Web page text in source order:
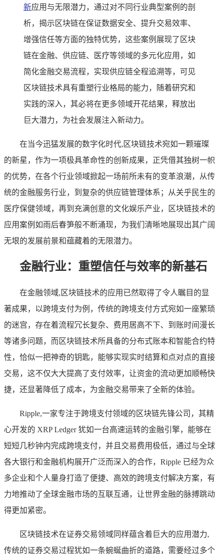
新应用与无限潜力，通过对不同行业典型案例的剖
析，揭示区块链在保证数据安全、提升交易效率、
增强信任等方面的独特优势，这些案例展现了区块
链在金融、供应链、医疗等领域的多元化应用，如
简化金融交易流程，实现供应链全程追溯等，可见
区块链技术具有重塑行业格局的能力，随着研究和
实践的深入，其必将在更多领域开花结果，释放出
巨大潜力，为社会发展注入新动力。
在当今迅猛发展的数字化时代,区块链技术宛如一颗璀璨
的新星，作为一项极具革命性的创新成果，正凭借其独树一帜
的优势，在各个行业领域掀起一场前所未有的变革浪潮，从传
统的金融服务行业，到复杂的供应链管理体系；从关乎民生的
医疗保健领域，再到充满创意的文化娱乐产业，区块链技术的
应用案例如雨后春笋般不断涌现，为我们清晰地展现出其广阔
无垠的发展前景和蕴藏着的无限潜力。
金融行业：重塑信任与效率的新基石
在金融领域,区块链技术的应用已然取得了令人瞩目的显
著成果，以跨境支付为例，传统的跨境支付方式宛如一座繁琐
的迷宫，存在着流程冗长复杂、费用居高不下、到账时间漫长
等诸多问题，而区块链技术所具备的分布式账本和智能合约特
性，恰似一把神奇的钥匙，能够实现实时结算和点对点的直接
交易，这不仅大大提高了支付效率，让资金的流动更加顺畅快
捷，还显著降低了成本，为金融交易带来了全新的体验。
Ripple,一家专注于跨境支付领域的区块链先锋公司，其精
心开发的 XRP Ledger 犹如一台高速运转的金融引擎，能够在
短短几秒钟内完成跨境支付，并且交易费用极低，通过与全球
各大银行和金融机构展开广泛而深入的合作，Ripple 已经为众
多企业和个人量身打造了便捷、高效的跨境支付解决方案，有
力地推动了全球金融市场的互联互通，让世界金融的脉搏跳动
得更加紧密。
区块链技术在证券交易领域同样蕴含着巨大的应用潜力,
传统的证券交易过程犹如一条蜿蜒曲折的道路，需要经过多个